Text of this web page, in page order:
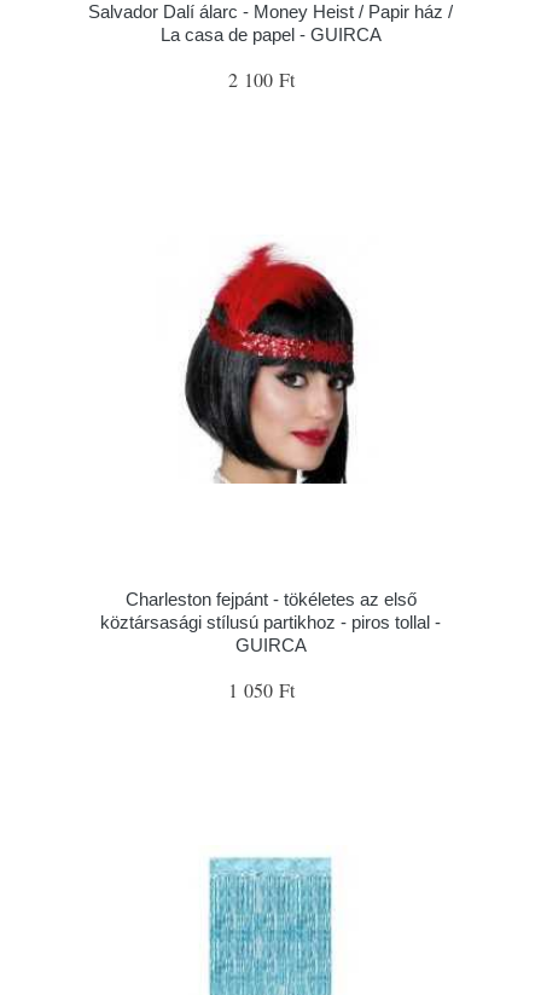
Salvador Dalí álarc - Money Heist / Papir ház /
La casa de papel - GUIRCA
2 100 Ft
Charleston fejpánt - tökéletes az első
köztársasági stílusú partikhoz - piros tollal -
GUIRCA
1 050 Ft